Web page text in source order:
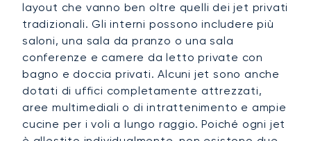
layout che vanno ben oltre quelli dei jet privati
tradizionali. Gli interni possono includere più
saloni, una sala da pranzo o una sala
conferenze e camere da letto private con
bagno e doccia privati. Alcuni jet sono anche
dotati di uffici completamente attrezzati,
aree multimediali o di intrattenimento e ampie
cucine per i voli a lungo raggio. Poiché ogni jet